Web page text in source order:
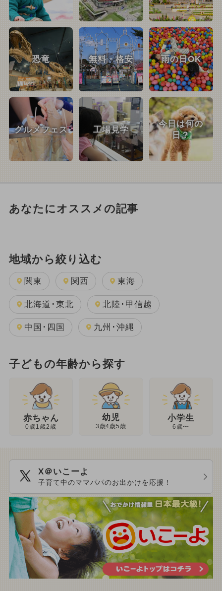
恐竜 無料・格安 雨の日OK
グルメフェス 工場見学
今日は何の
日？
あなたにオススメの記事
地域から絞り込む
関東 関西 東海
北海道･東北 北陸･甲信越
中国･四国 九州･沖縄
子どもの年齢から探す
赤ちゃん
0歳1歳2歳
幼児
3歳4歳5歳
小学生
6歳〜
X＠いこーよ
子育て中のママパパのお出かけを応援！